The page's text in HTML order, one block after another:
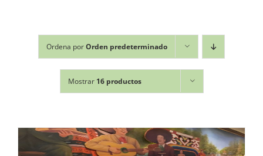
Ordena porOrden predeterminado
Mostrar 16 productos